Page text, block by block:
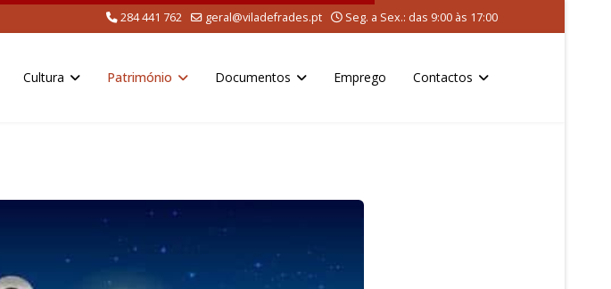
284 441 762 geral@viladefrades.pt Seg. a Sex.: das 9:00 às 17:00
Cultura Património Documentos Emprego Contactos